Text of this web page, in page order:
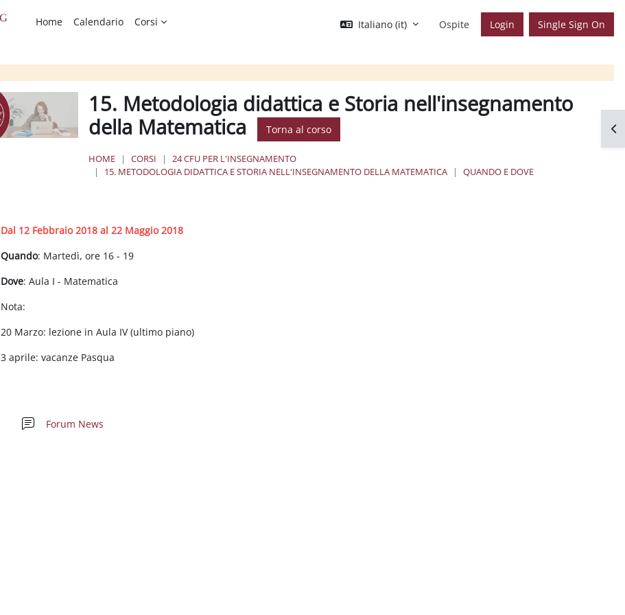
Home
Calendario Corsi Italiano ‎(it)‎ Ospite Login Single Sign On
15. Metodologia didattica e Storia nell'insegnamento
della Matematica
Torna al corso
HOME CORSI
24 CFU PER L'INSEGNAMENTO
15. METODOLOGIA DIDATTICA E STORIA NELL'INSEGNAMENTO DELLA MATEMATICA
QUANDO E DOVE
Schema della sezione
Dal 12 Febbraio 2018 al 22 Maggio 2018
Quando: Martedì, ore 16 - 19
Dove: Aula I - Matematica
Nota:
20 Marzo: lezione in Aula IV (ultimo piano)
3 aprile: vacanze Pasqua
Forum News